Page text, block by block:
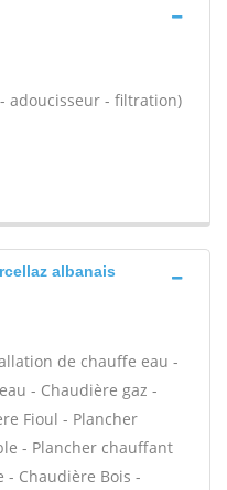
adoucisseur - filtration)
albanais
de chauffe eau -
- Chaudière gaz -
Fioul - Plancher
- Plancher chauffant
- Chaudière Bois -